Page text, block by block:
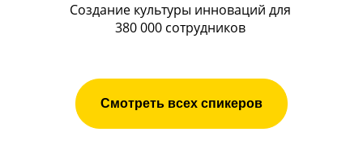
Создание культуры инноваций для
380 000 сотрудников
Смотреть всех спикеров